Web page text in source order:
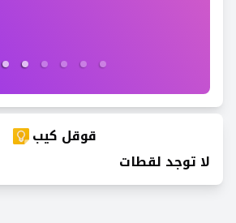
قوقل كيب
لا توجد لقطات